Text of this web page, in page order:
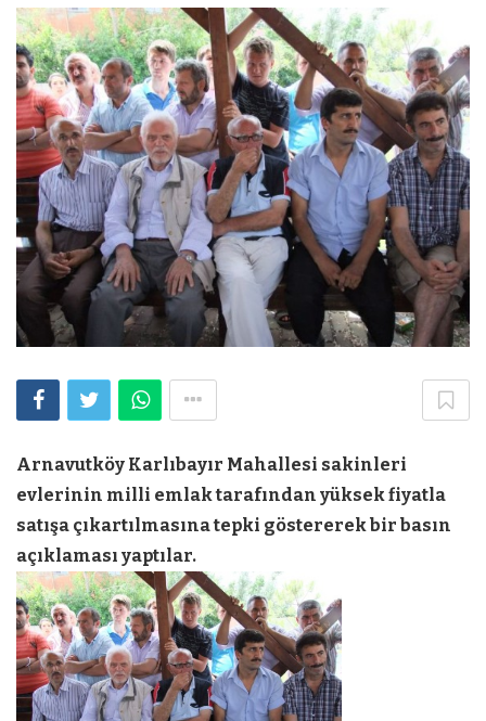
Arnavutköy Karlıbayır Mahallesi sakinleri
evlerinin milli emlak tarafından yüksek fiyatla
satışa çıkartılmasına tepki göstererek bir basın
açıklaması yaptılar.